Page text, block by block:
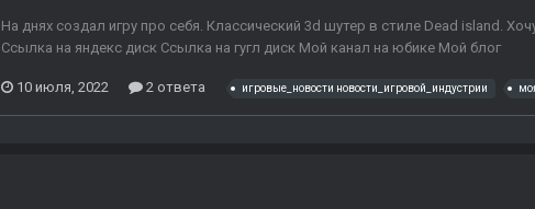
На днях создал игру про себя. Классический 3d шутер в стиле Dead island.
Ссылка на яндекс диск Ссылка на гугл диск Мой канал на юбике Мой блог
10 июля, 2022 2 ответа игровые_новости новости_игровой_индустрии